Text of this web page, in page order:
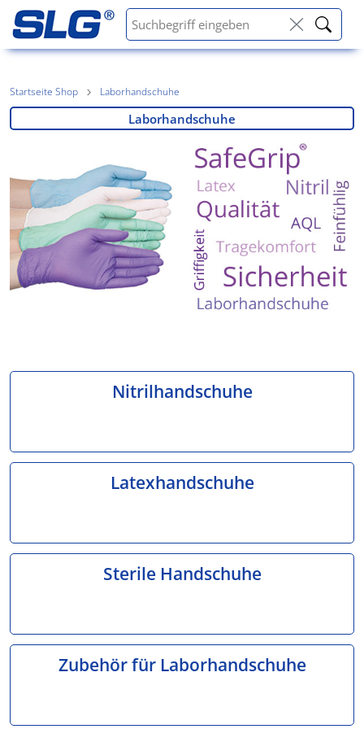
Startseite Shop Laborhandschuhe
Laborhandschuhe
Nitrilhandschuhe
Latexhandschuhe
Sterile Handschuhe
Zubehör für Laborhandschuhe